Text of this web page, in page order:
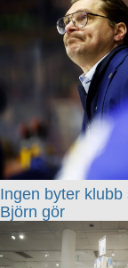
Ingen byter klubb
Björn gör